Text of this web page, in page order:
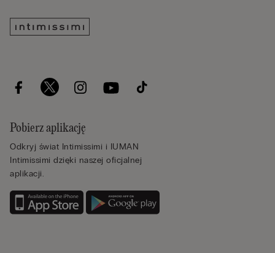
Pobierz aplikację
Odkryj świat Intimissimi i IUMAN
Intimissimi dzięki naszej oficjalnej
aplikacji.